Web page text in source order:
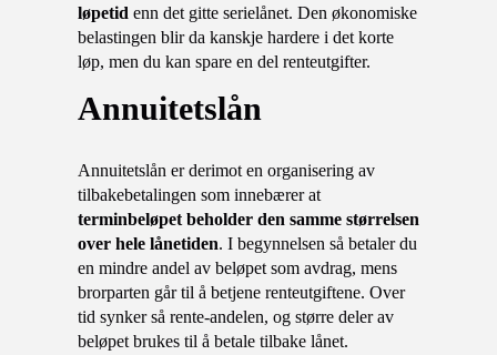
løpetid enn det gitte serielånet. Den økonomiske
belastingen blir da kanskje hardere i det korte
løp, men du kan spare en del renteutgifter.
annuitetslån
Annuitetslån er derimot en organisering av
tilbakebetalingen som innebærer at
terminbeløpet beholder den samme størrelsen
over hele lånetiden. I begynnelsen så betaler du
en mindre andel av beløpet som avdrag, mens
brorparten går til å betjene renteutgiftene. Over
tid synker så rente-andelen, og større deler av
beløpet brukes til å betale tilbake lånet.